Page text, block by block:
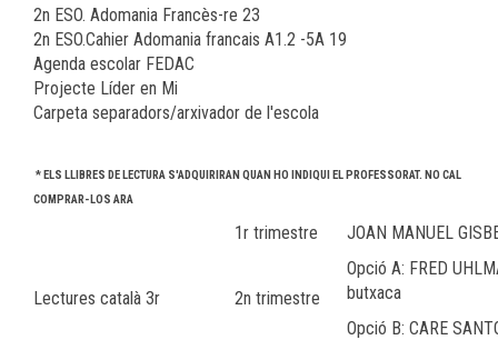
2n ESO. Adomania Francès-re 23
2n ESO.Cahier Adomania francais A1.2 -5A 19
Agenda escolar FEDAC
Projecte Líder en Mi
Carpeta separadors/arxivador de l'escola
* ELS LLIBRES DE LECTURA S'ADQUIRIRAN QUAN HO INDIQUI EL PROFESSORAT. NO CAL
COMPRAR-LOS ARA
Lectures català 3r
1r trimestre JOAN MANUEL
2n trimestre
Opció A: FRED
butxaca
Opció B: CARE